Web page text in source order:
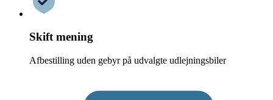
Skift mening
Afbestilling uden gebyr på udvalgte udlejningsbiler